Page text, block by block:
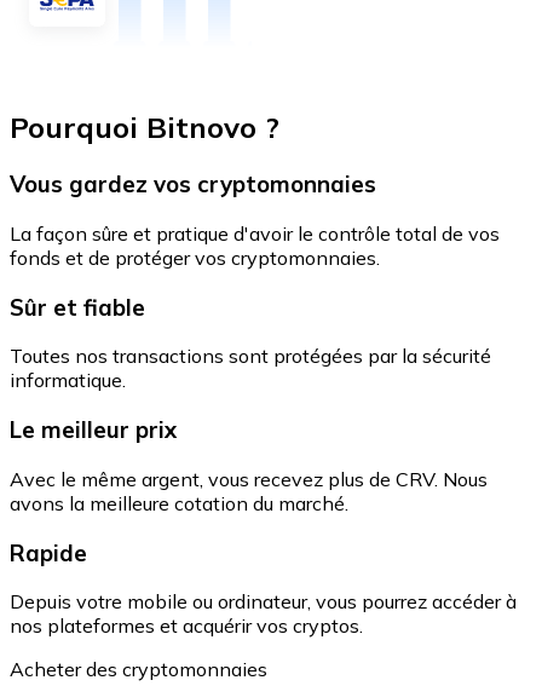
Pourquoi Bitnovo ?
Vous gardez vos cryptomonnaies
La façon sûre et pratique d'avoir le contrôle total de vos
fonds et de protéger vos cryptomonnaies.
Sûr et fiable
Toutes nos transactions sont protégées par la sécurité
informatique.
Le meilleur prix
Avec le même argent, vous recevez plus de CRV. Nous
avons la meilleure cotation du marché.
Rapide
Depuis votre mobile ou ordinateur, vous pourrez accéder à
nos plateformes et acquérir vos cryptos.
Acheter des cryptomonnaies